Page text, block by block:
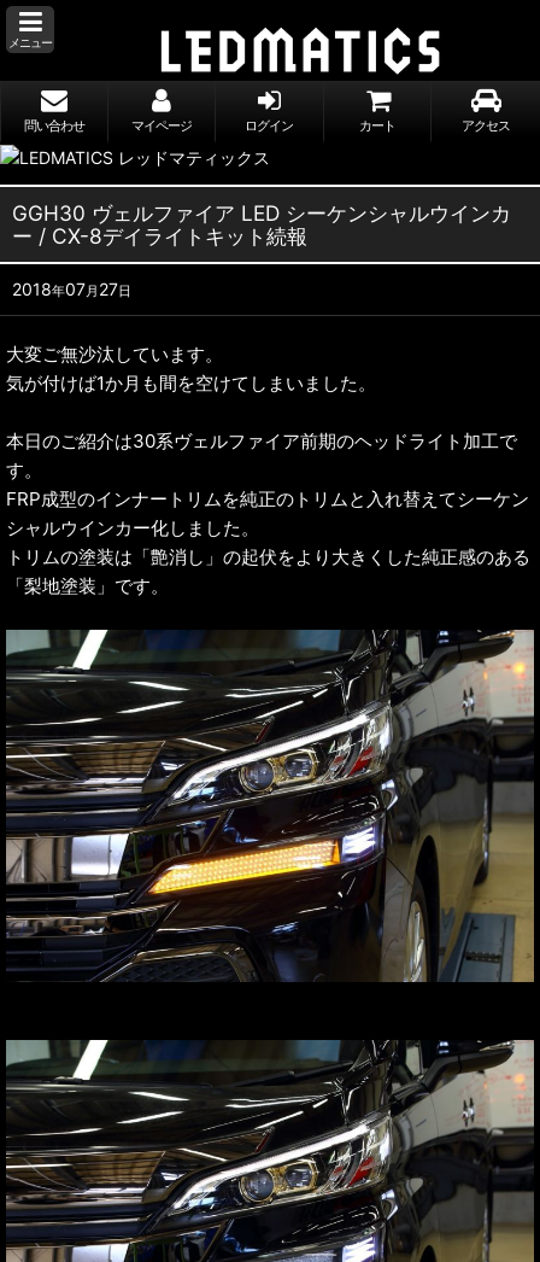
メニュー
問い合わせ マイページ ログイン カート アクセス
GGH30 ヴェルファイア LED シーケンシャルウインカ
ー / CX-8デイライトキット続報
2018年07月 27日
大変ご無沙汰しています。
気が付けば1か月も間を空けてしまいました。
本日のご紹介は30系ヴェルファイア前期のヘッドライト加工で
す。
FRP成型のインナートリムを純正のトリムと入れ替えてシーケン
シャルウインカー化しました。
トリムの塗装は「艶消し」の起伏をより大きくした純正感のある
「梨地塗装」です。